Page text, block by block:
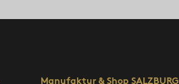
Manufaktur & Shop SALZBURG